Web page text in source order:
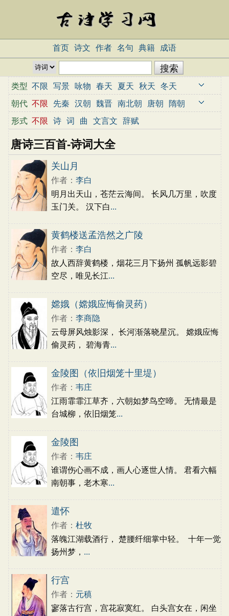
首页 诗文 作者 名句 典籍 成语
类型 不限 写景 咏物 春天 夏天 秋天
冬天
写雨
写雪 写风 写花 梅花 荷花
菊花
柳树 月亮 山水 写山 写水 长江
黄河
儿童 写鸟 写马 田园 边塞 地名 抒情
爱国 离别 送别 思乡
哲理 闺怨 悼亡 写人 老师 母亲 友情
战争
读书 惜时
节日
春节 元宵节
七夕节
中秋节 重阳节 忧国忧民
咏史怀古
古文观止
辞赋精选
小学文言文
初中文言文
高中文言文
唐诗三百首 古诗三百首 宋词三百首
朝代 不限 先秦 汉朝 魏晋 南北朝 唐朝
隋朝
宋朝
元朝 明朝 清朝 近代
形式 不限 诗 词 曲 文言文 辞赋
唐诗三百首-诗词大全
关山月
作者： 李白
明月出天山，苍茫云海间。 长风几万里，吹度
玉门关。 汉下白...
黄鹤楼送孟浩然之广陵
作者： 李白
故人西辞黄鹤楼，烟花三月下扬州 孤帆远影碧
空尽，唯见长江...
嫦娥（嫦娥应悔偷灵药）
作者： 李商隐
云母屏风烛影深， 长河渐落晓星沉。 嫦娥应悔
偷灵药， 碧海青...
金陵图（依旧烟笼十里堤）
作者： 韦庄
江雨霏霏江草齐，六朝如梦鸟空啼。 无情最是
台城柳，依旧烟笼...
金陵图
作者： 韦庄
谁谓伤心画不成，画人心逐世人情。 君看六幅
南朝事，老木寒...
遣怀
作者： 杜牧
落魄江湖载酒行， 楚腰纤细掌中轻。 十年一觉
扬州梦， ...
行宫
作者： 元稹
寥落古行宫，宫花寂寞红。 白头宫女在，闲坐